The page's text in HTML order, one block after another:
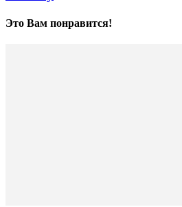
Это Вам понравится!